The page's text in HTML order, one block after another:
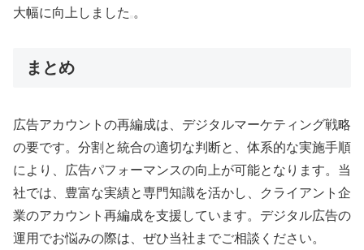
大幅に向上しました 。
まとめ
広告アカウントの再編成は、デジタルマーケティング戦略
の要です。分割と統合の適切な判断と、体系的な実施手順
により、広告パフォーマンスの向上が可能となります。当
社では、豊富な実績と専門知識を活かし、クライアント企
業のアカウント再編成を支援しています。デジタル広告の
運用でお悩みの際は、ぜひ当社までご相談ください。